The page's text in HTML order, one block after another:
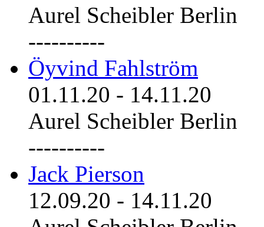
Aurel Scheibler Berlin
----------
Öyvind Fahlström
01.11.20 - 14.11.20
Aurel Scheibler Berlin
----------
Jack Pierson
12.09.20 - 14.11.20